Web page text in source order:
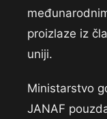
proizlaze iz
uniji.
Ministarstvo
JANAF